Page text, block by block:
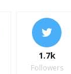
1.7k
Followers